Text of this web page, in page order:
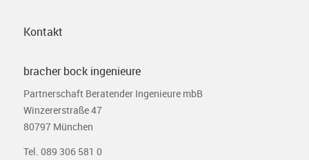
Kontakt
bracher bock ingenieure
Partnerschaft Beratender Ingenieure mbB
Winzererstraße 47
80797 München
Tel. 089 306 581 0